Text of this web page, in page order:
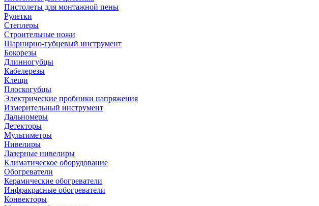
Пистолеты для монтажной пены
Рулетки
Степлеры
Строительные ножи
Шарнирно-губцевый инструмент
Бокорезы
Длинногубцы
Кабелерезы
Клещи
Плоскогубцы
Электрические пробники напряжения
Измерительный инструмент
Дальномеры
Детекторы
Мультиметры
Нивелиры
Лазерные нивелиры
Климатическое оборудование
Обогреватели
Керамические обогреватели
Инфракрасные обогреватели
Конвекторы